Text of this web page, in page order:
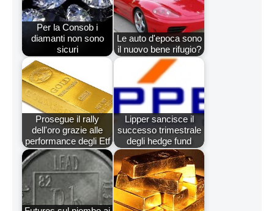
Per la Consob i
diamanti non sono
sicuri
Le auto d'epoca sono
il nuovo bene rifugio?
Prosegue il rally
dell'oro grazie alle
performance degli Etf
Lipper sancisce il
successo trimestrale
degli hedge fund